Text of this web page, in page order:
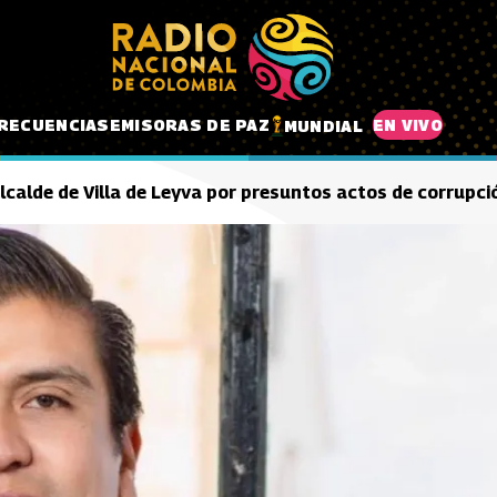
EMISORAS DE PAZ MUNDIAL EN VIVO
de Villa de Leyva por presuntos actos de